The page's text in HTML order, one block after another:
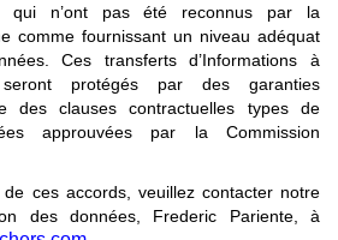
qui n’ont pas été reconnus par la
comme fournissant un niveau adéquat
Ces transferts d’Informations à
seront protégés par des garanties
des clauses contractuelles types de
approuvées par la Commission
ces accords, veuillez contacter notre
des données, Frederic Pariente, à